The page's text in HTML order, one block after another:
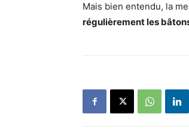
Mais bien entendu, la
régulièrement les